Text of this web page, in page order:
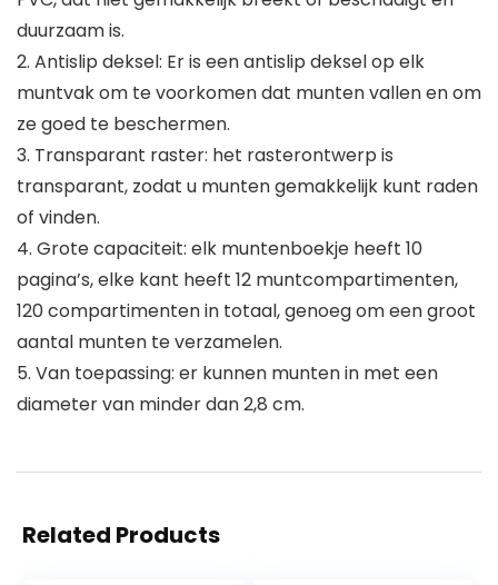
duurzaam is.
2. Antislip deksel: Er is een antislip deksel op elk
muntvak om te voorkomen dat munten vallen en om
ze goed te beschermen.
3. Transparant raster: het rasterontwerp is
transparant, zodat u munten gemakkelijk kunt raden
of vinden.
4. Grote capaciteit: elk muntenboekje heeft 10
pagina’s, elke kant heeft 12 muntcompartimenten,
120 compartimenten in totaal, genoeg om een groot
aantal munten te verzamelen.
5. Van toepassing: er kunnen munten in met een
diameter van minder dan 2,8 cm.
Related Products